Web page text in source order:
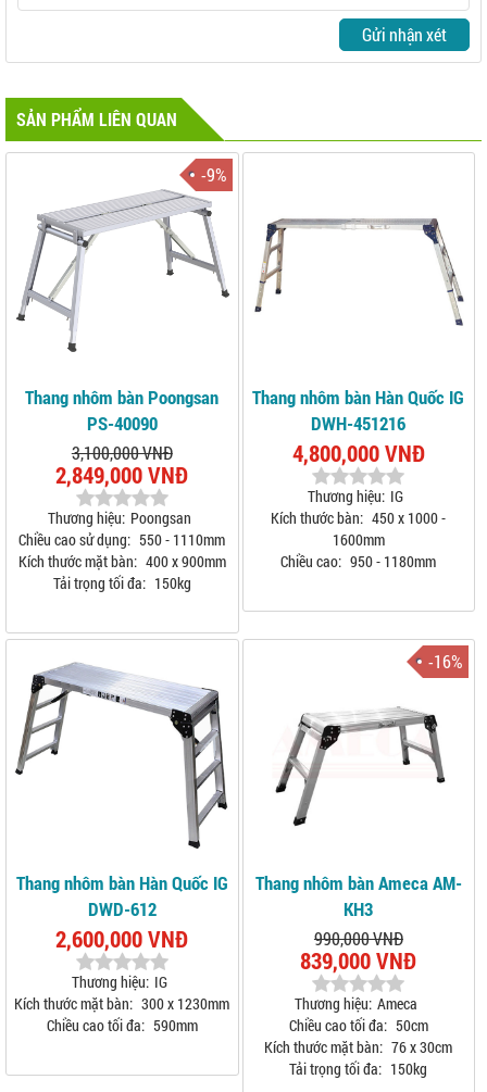
Gửi nhận xét
SẢN PHẨM LIÊN QUAN
-9%
Thang nhôm bàn Poongsan
PS-40090
3,100,000 VNĐ
2,849,000 VNĐ
Thương hiệu: Poongsan
Chiều cao sử dụng: 550 - 1110mm
Kích thước mặt bàn: 400 x 900mm
Tải trọng tối đa: 150kg
Thang nhôm bàn Hàn Quốc IG
DWH-451216
4,800,000 VNĐ
Thương hiệu: IG
Kích thước bàn: 450 x 1000 -
1600mm
Chiều cao: 950 - 1180mm
Thang nhôm bàn Hàn Quốc IG
DWD-612
2,600,000 VNĐ
Thương hiệu: IG
Kích thước mặt bàn: 300 x 1230mm
Chiều cao tối đa: 590mm
-16%
Thang nhôm bàn Ameca AM-
KH3
990,000 VNĐ
839,000 VNĐ
Thương hiệu: Ameca
Chiều cao tối đa: 50cm
Kích thước mặt bàn: 76 x 30cm
Tải trọng tối đa: 150kg